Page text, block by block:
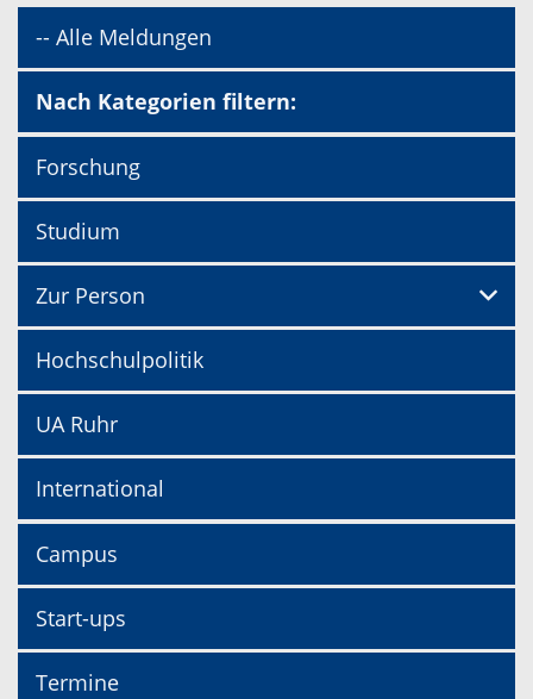
-- Alle Meldungen
Nach Kategorien filtern:
Forschung
Studium
Zur Person
Hochschulpolitik
UA Ruhr
International
Campus
Start-ups
Termine